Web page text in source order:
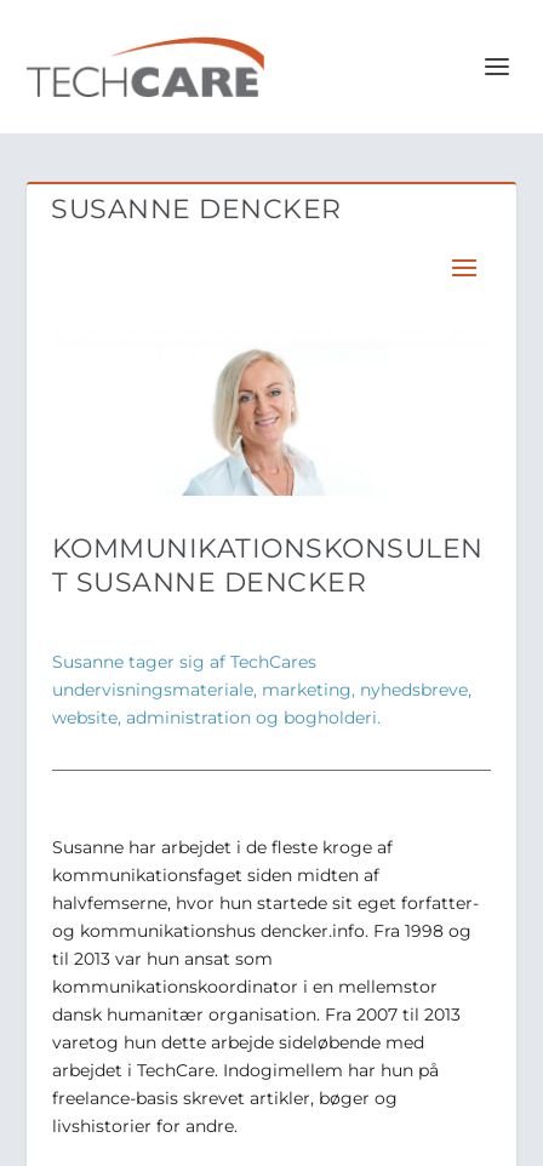
SUSANNE DENCKER
KOMMUNIKATIONSKONSULEN
T SUSANNE DENCKER
Susanne tager sig af TechCares
undervisningsmateriale, marketing, nyhedsbreve,
website, administration og bogholderi.
Susanne har arbejdet i de fleste kroge af
kommunikationsfaget siden midten af
halvfemserne, hvor hun startede sit eget forfatter-
og kommunikationshus dencker.info. Fra 1998 og
til 2013 var hun ansat som
kommunikationskoordinator i en mellemstor
dansk humanitær organisation. Fra 2007 til 2013
varetog hun dette arbejde sideløbende med
arbejdet i TechCare. Indogimellem har hun på
freelance-basis skrevet artikler, bøger og
livshistorier for andre.